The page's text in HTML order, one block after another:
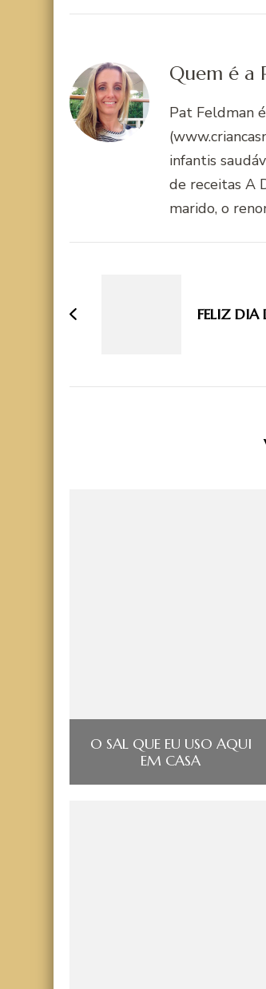
Quem é a
Pat Feldman
infantis
de receitas A
marido, o
post
FELIZ DIA
O SAL QUE EU USO AQUI
EM CASA